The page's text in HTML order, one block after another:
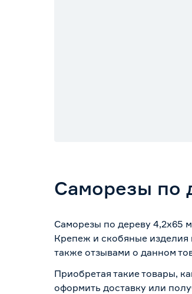
Саморезы по
Саморезы по дереву 4,2х65
Крепеж и скобяные изделия
также отзывами о данном
Приобретая такие товары,
оформить доставку или